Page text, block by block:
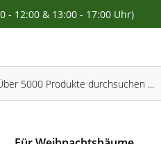
- 12:00 & 13:00 - 17:00 Uhr)